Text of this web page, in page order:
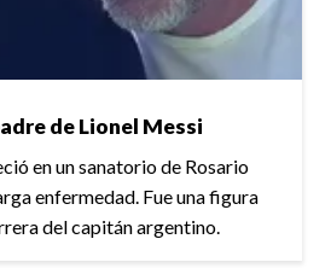
de Lionel Messi
en un sanatorio de Rosario
enfermedad. Fue una figura
del capitán argentino.